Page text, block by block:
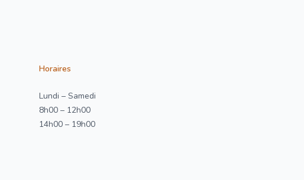
Horaires
Lundi – Samedi
8h00 – 12h00
14h00 – 19h00